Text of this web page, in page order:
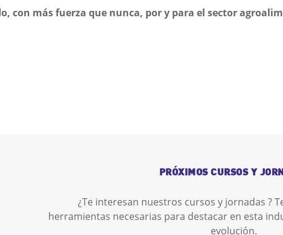
con más fuerza que nunca, por y para el sector
PRÓXIMOS CURSOS Y
¿Te interesan nuestros cursos y jornadas ?
herramientas necesarias para destacar en esta
evolución.